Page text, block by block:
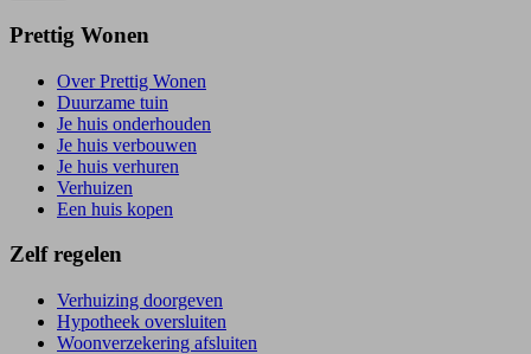
Prettig Wonen
Over Prettig Wonen
Duurzame tuin
Je huis onderhouden
Je huis verbouwen
Je huis verhuren
Verhuizen
Een huis kopen
Zelf regelen
Verhuizing doorgeven
Hypotheek oversluiten
Woonverzekering afsluiten